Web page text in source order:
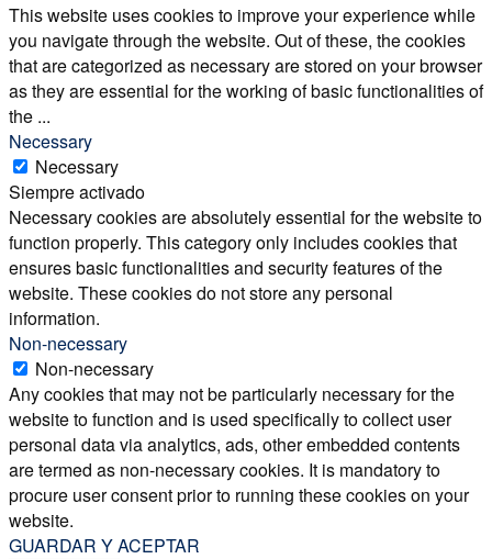
This website uses cookies to improve your experience while
you navigate through the website. Out of these, the cookies
that are categorized as necessary are stored on your browser
as they are essential for the working of basic functionalities of
the ...
Necessary
Necessary
Siempre activado
Necessary cookies are absolutely essential for the website to
function properly. This category only includes cookies that
ensures basic functionalities and security features of the
website. These cookies do not store any personal
information.
Non-necessary
Non-necessary
Any cookies that may not be particularly necessary for the
website to function and is used specifically to collect user
personal data via analytics, ads, other embedded contents
are termed as non-necessary cookies. It is mandatory to
procure user consent prior to running these cookies on your
website.
GUARDAR Y ACEPTAR